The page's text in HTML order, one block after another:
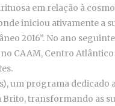
em relação à
iniciou ativamente
2016”. No ano
CAAM, Centro Atlântico
um programa
transformando as